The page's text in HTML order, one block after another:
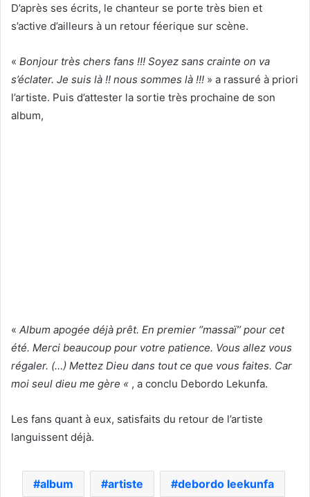
D’après ses écrits, le chanteur se porte très bien et
s’active d’ailleurs à un retour féerique sur scène.
« Bonjour très chers fans !!! Soyez sans crainte on va
s’éclater. Je suis là !! nous sommes là !!! » a rassuré à priori
l’artiste. Puis d’attester la sortie très prochaine de son
album,
« Album apogée déjà prêt. En premier ‘’massaï’’ pour cet
été. Merci beaucoup pour votre patience. Vous allez vous
régaler. (…) Mettez Dieu dans tout ce que vous faites. Car
moi seul dieu me gère « , a conclu Debordo Lekunfa.
Les fans quant à eux, satisfaits du retour de l’artiste
languissent déjà.
album artiste debordo leekunfa